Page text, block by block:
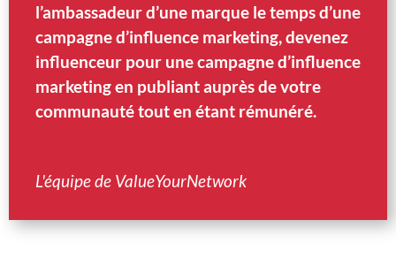
l’ambassadeur d’une marque le temps d’une
campagne d’influence marketing, devenez
influenceur pour une campagne d’influence
marketing en publiant auprès de votre
communauté tout en étant rémunéré.
L'équipe de ValueYourNetwork